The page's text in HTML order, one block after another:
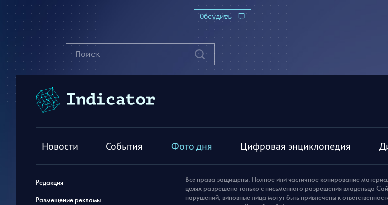
Обсудить
Новости События Фото дня Цифровая энциклопедия
Редакция
Размещение рекламы
Все права защищены. Полное или частичное копирование
целях разрешено только с письменного разрешения владельца
нарушений, виновные лица могут быть привлечены к